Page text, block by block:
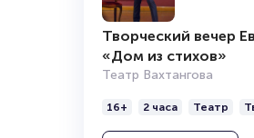
Творческий вечер
«Дом из стихов»
Театр Вахтангова
16+ 2 часа Театр